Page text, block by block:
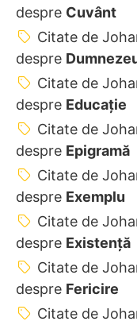
despre Cuvânt
Citate de
despre
Citate de
despre Educație
Citate de
despre Epigramă
Citate de
despre Exemplu
Citate de
despre Existență
Citate de
despre Fericire
Citate de